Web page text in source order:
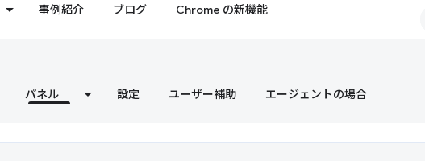
事例紹介 ブログ Chrome の新機能
パネル 設定 ユーザー補助 エージェントの場合